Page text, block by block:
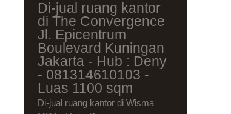
Di-jual ruang kantor
di The Convergence
Jl. Epicentrum
Boulevard Kuningan
Jakarta - Hub : Deny
- 081314610103 -
Luas 1100 sqm
Di-jual ruang kantor di Wisma